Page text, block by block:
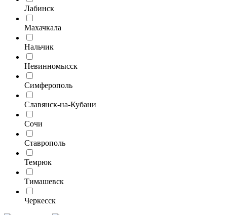
Лабинск
Махачкала
Нальчик
Невинномысск
Симферополь
Славянск-на-Кубани
Сочи
Ставрополь
Темрюк
Тимашевск
Черкесск